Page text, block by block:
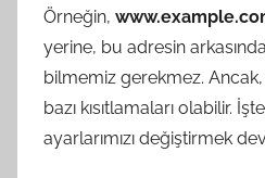
Örneğin,
yerine, bu adresin
bilmemiz gerekmez.
bazı kısıtlamaları olabilir.
ayarlarımızı değiştirmek